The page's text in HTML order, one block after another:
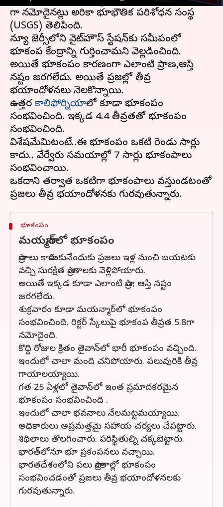
గా నమోదైనట్లు అమెరికా భూభౌతిక పరిశోధన సంస్థ
(USGS) తెలిపింది.
న్యూ జెర్సీలోని వైట్‌హౌస్‌ స్టేషన్‌కు సమీపంలో
భూకంప కేంద్రాన్ని గుర్తించామని వెల్లడించింది.
అయితే భూకంపం కారణంగా ఎలాంటి ప్రాణ,ఆస్తి
నష్టం జరగలేదు. అయితే ప్రజల్లో తీవ్ర
భయాందోళనలు నెలకొన్నాయి.
ఉత్తర కాలిఫోర్నియాలో కూడా భూకంపం
సంభవించింది. ఇక్కడ 4.4 తీవ్రతతో భూకంపం
సంభవించింది.
విశేషమేమిటంటే..ఈ భూకంపం ఒకటి రెండు సార్లు
కాదు.. వేర్వేరు సమయాల్లో 7 సార్లు భూకంపాలు
సంభవించాయి.
ఒకదాని తర్వాత ఒకటిగా భూకంపాలు వస్తుండటంతో
భూకంపం
మయన్మార్‌లో భూకంపం
ప్రాణాలు కాపాడుకునేందుకు ప్రజలు ఇళ్ల నుంచి బయటకు
వచ్చి సురక్షిత ప్రాంతాలకు వెళ్లిపోయారు.
అయితే ఇక్కడ కూడా ఎలాంటి ప్రాణ, ఆస్తి నష్టం
జరగలేదు.
శుక్రవారం కూడా మయన్మార్‌లో భూకంపం
సంభవించింది. రిక్టర్ స్కేలుపై భూకంప తీవ్రత 5.8గా
నమోదైంది.
కొద్ది రోజుల క్రితం తైవాన్‌లో భారీ భూకంపం వచ్చింది.
ఇందులో చాలా మంది చనిపోయారు. పలువురికి తీవ్ర
గాయాలయ్యాయి.
గత 25 ఏళ్లలో తైవాన్‌లో ఇంత ప్రమాదకరమైన
భూకంపం సంభవించింది .
ఇందులో చాలా భవనాలు నేలమట్టమయ్యాయి.
అధికారులు అప్రమత్తమై సహాయ చర్యలు చేపట్టారు.
శిథిలాలు తొలగించారు. పరిస్థితుల్ని చక్కబెట్టారు.
భారత్‌లోనూ భూ ప్రకంపనలు వచ్చాయి.
భారతదేశంలోని పలు ప్రాంతాల్లో భూకంపం
సంభవించడంతో ప్రజలు తీవ్ర భయాందోళనలకు
గురవుతున్నారు.